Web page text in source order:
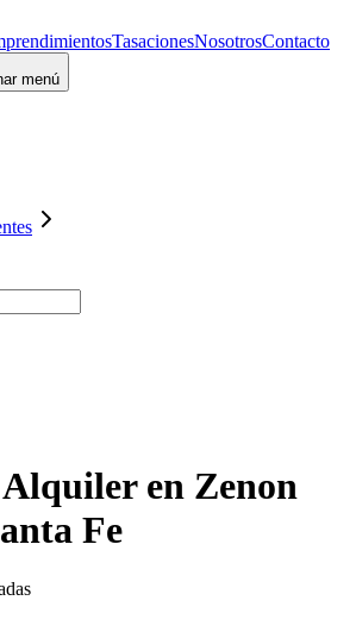
TasacionesNosotrosContacto
menú
en Zenon
Fe